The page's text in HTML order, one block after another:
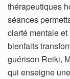
thérapeutiques
séances
clarté mentale
bienfaits
guérison Reiki,
qui enseigne